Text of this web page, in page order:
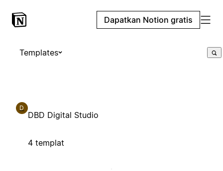
Dapatkan Notion gratis
Templates
D
DBD Digital Studio
4 templat